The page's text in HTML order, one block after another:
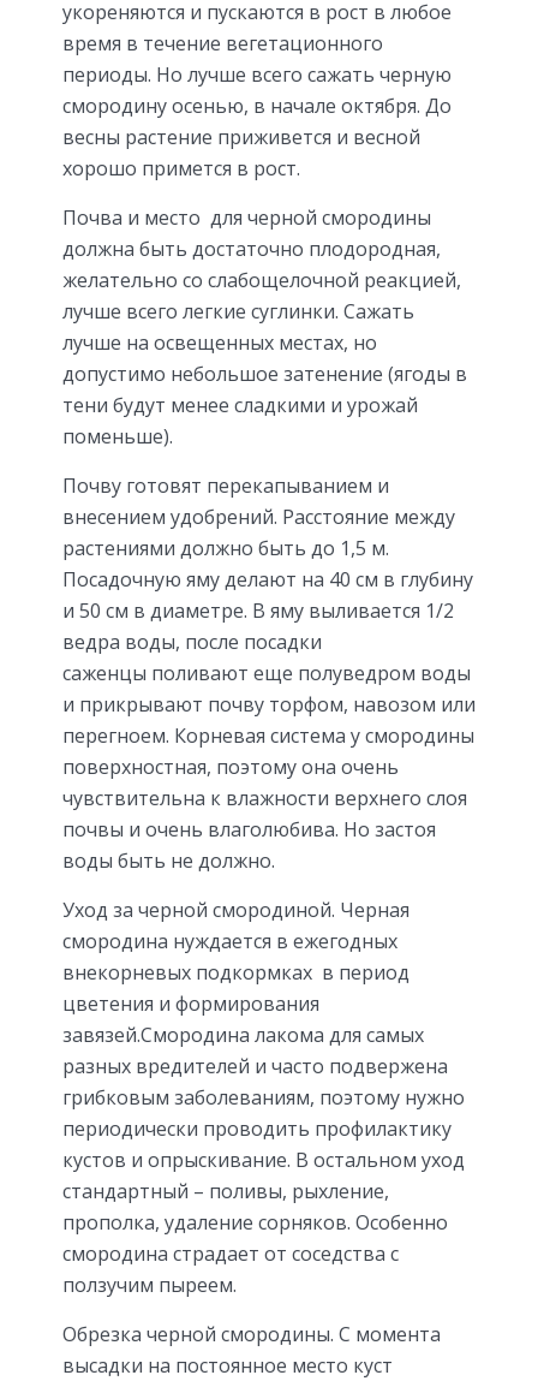
укореняются и пускаются в рост в любое
время в течение вегетационного
периоды. Но лучше всего сажать черную
смородину осенью, в начале октября. До
весны растение приживется и весной
хорошо примется в рост.
Почва и место для черной смородины
должна быть достаточно плодородная,
желательно со слабощелочной реакцией,
лучше всего легкие суглинки. Сажать
лучше на освещенных местах, но
допустимо небольшое затенение (ягоды в
тени будут менее сладкими и урожай
поменьше).
Почву готовят перекапыванием и
внесением удобрений. Расстояние между
растениями должно быть до 1,5 м.
Посадочную яму делают на 40 см в глубину
и 50 см в диаметре. В яму выливается 1/2
ведра воды, после посадки
саженцы поливают еще полуведром воды
и прикрывают почву торфом, навозом или
перегноем. Корневая система у смородины
поверхностная, поэтому она очень
чувствительна к влажности верхнего слоя
почвы и очень влаголюбива. Но застоя
воды быть не должно.
Уход за черной смородиной. Черная
смородина нуждается в ежегодных
внекорневых подкормках в период
цветения и формирования
завязей.Смородина лакома для самых
разных вредителей и часто подвержена
грибковым заболеваниям, поэтому нужно
периодически проводить профилактику
кустов и опрыскивание. В остальном уход
стандартный – поливы, рыхление,
прополка, удаление сорняков. Особенно
смородина страдает от соседства с
ползучим пыреем.
Обрезка черной смородины. С момента
высадки на постоянное место куст